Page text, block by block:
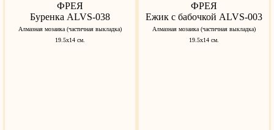
ФРЕЯ
Буренка ALVS-038
Алмазная мозаика (частичная выкладка)
19.5х14 см.
ФРЕЯ
Ежик с бабочкой ALVS-003
Алмазная мозаика (частичная выкладка)
19.5х14 см.